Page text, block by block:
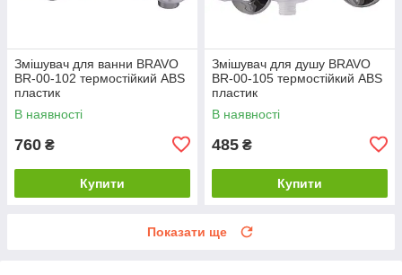
Змішувач для ванни BRAVO
BR-00-102 термостійкий ABS
пластик
В наявності
760 ₴
Купити
Змішувач для душу BRAVO
BR-00-105 термостійкий ABS
пластик
В наявності
485 ₴
Купити
Показати ще